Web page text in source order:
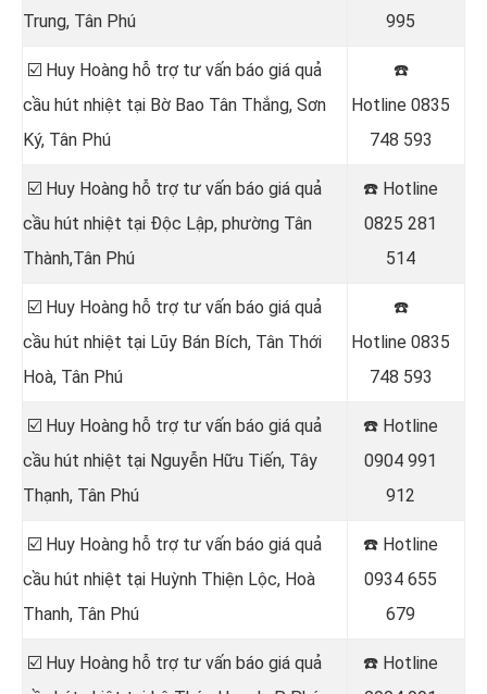
Trung, Tân Phú
995
☑️ Huy Hoàng hỗ trợ tư vấn báo giá quả
cầu hút nhiệt tại Bờ Bao Tân Thắng, Sơn
Ký, Tân Phú
☎️
Hotline 0835
748 593
☑️ Huy Hoàng hỗ trợ tư vấn báo giá quả
cầu hút nhiệt tại Độc Lập, phường Tân
Thành,Tân Phú
☎️ Hotline
0825 281
514
☑️ Huy Hoàng hỗ trợ tư vấn báo giá quả
cầu hút nhiệt tại Lũy Bán Bích, Tân Thới
Hoà, Tân Phú
☎️
Hotline 0835
748 593
☑️ Huy Hoàng hỗ trợ tư vấn báo giá quả
cầu hút nhiệt tại Nguyễn Hữu Tiến, Tây
Thạnh, Tân Phú
☎️ Hotline
0904 991
912
☑️ Huy Hoàng hỗ trợ tư vấn báo giá quả
cầu hút nhiệt tại Huỳnh Thiện Lộc, Hoà
Thanh, Tân Phú
☎️ Hotline
0934 655
679
☑️ Huy Hoàng hỗ trợ tư vấn báo giá quả
☎️ Hotline